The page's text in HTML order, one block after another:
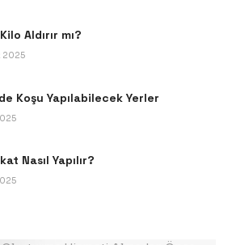
Aldırır mı?
2025
Koşu Yapılabilecek Yerler
Nasıl Yapılır?